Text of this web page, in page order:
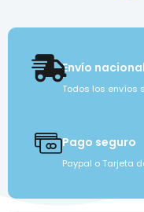
Envío
Todos los envíos
Pago seguro
Paypal o Tarjeta